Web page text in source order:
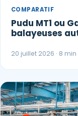
COMPARATIF
Pudu MT1 ou
balayeuses
20 juillet 2026 · 8 min